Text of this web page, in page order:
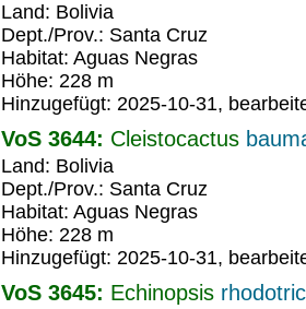
Land: Bolivia
Dept./Prov.: Santa Cruz
Habitat: Aguas Negras
Höhe: 228 m
Hinzugefügt: 2025-10-31,
VoS 3644: Cleistocactus
Land: Bolivia
Dept./Prov.: Santa Cruz
Habitat: Aguas Negras
Höhe: 228 m
Hinzugefügt: 2025-10-31,
VoS 3645: Echinopsis